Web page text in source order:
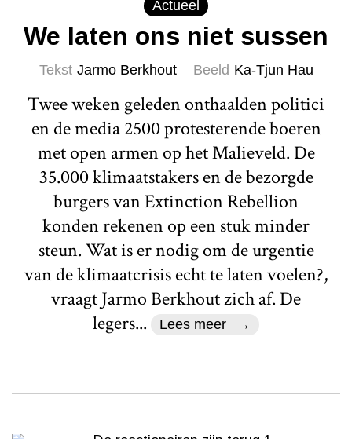
Actueel
We laten ons niet sussen
Tekst Jarmo Berkhout Beeld Ka-Tjun Hau
Twee weken geleden onthaalden politici
en de media 2500 protesterende boeren
met open armen op het Malieveld. De
35.000 klimaatstakers en de bezorgde
burgers van Extinction Rebellion
konden rekenen op een stuk minder
steun. Wat is er nodig om de urgentie
van de klimaatcrisis echt te laten voelen?,
vraagt Jarmo Berkhout zich af. De
legers...
Lees meer